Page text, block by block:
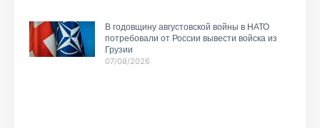
В годовщину августовской войны в НАТО
потребовали от России вывести войска из
Грузии
07/08/2026